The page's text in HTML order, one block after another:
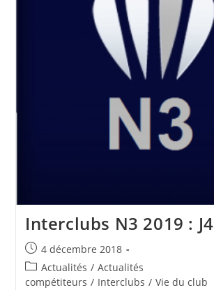
Interclubs N3 2019 : J4
Publication
publiée :
4 décembre 2018
Post
category:
Actualités / Actualités
compétiteurs / Interclubs / Vie du club